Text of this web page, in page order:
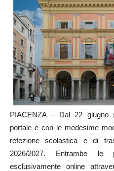
PIACENZA – Dal 22 giugno
portale e con le medesime
refezione scolastica e di
2026/2027. Entrambe le
esclusivamente online